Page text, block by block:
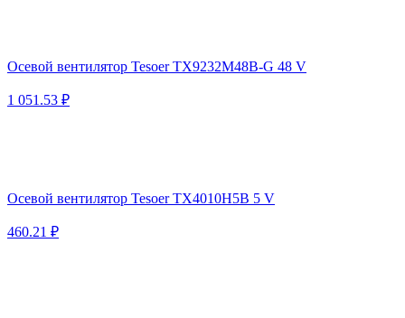
Осевой вентилятор Tesoer TX9232M48B-G 48 V
1 051.53 ₽
Осевой вентилятор Tesoer TX4010H5B 5 V
460.21 ₽